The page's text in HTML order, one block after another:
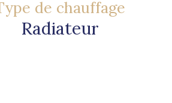
de chauffage
Radiateur